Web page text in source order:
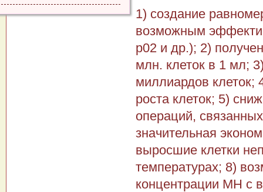
1) создание
воз­можным
р02 и др.); 2)
млн. клеток в 1 мл;
миллиардов клеток;
роста клеток; 5)
операций,
значительная
выросшие клетки
температурах; 8)
концентрации МН с